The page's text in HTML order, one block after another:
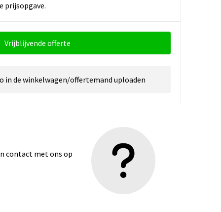
prijsopgave.
Vrijblijvende offerte
in de winkelwagen/offertemand uploaden
contact met ons op